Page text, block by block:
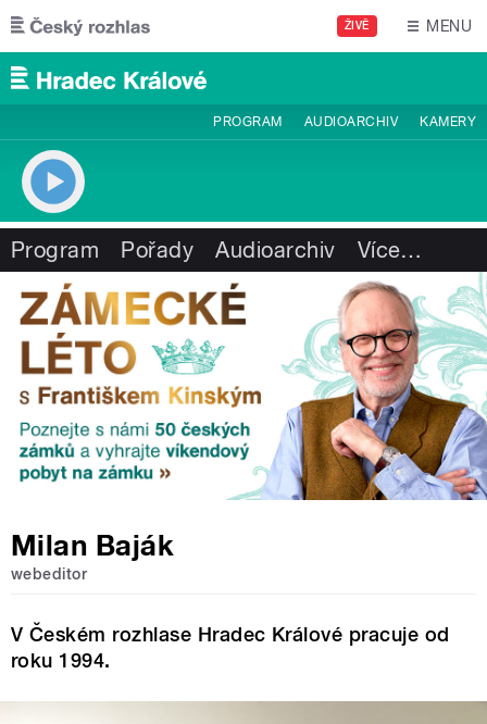
Přejít k hlavnímu obsahu
ŽIVĚ MENU
PROGRAM AUDIOARCHIV KAMERY
Program Pořady Audioarchiv Více…
Milan Baják
webeditor
V Českém rozhlase Hradec Králové pracuje od
roku 1994.